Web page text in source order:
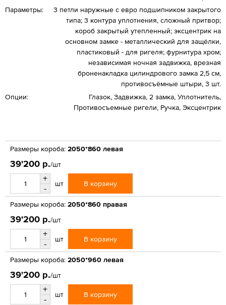
Параметры:
3 петли наружные с евро подшипником закрытого
типа; 3 контура уплотнения, сложный притвор;
короб закрытый утепленный; эксцентрик на
основном замке - металлический для защёлки,
пластиковый - для ригеля; фурнитура хром;
независимая ночная задвижка, врезная
броненакладка цилиндрового замка 2,5 см,
противосъёмные штыри, 3 шт.
Опции:
Глазок, Задвижка, 2 замка, Уплотнитель,
Противосъемные ригели, Ручка, Эксцентрик
Размеры короба: 2050*860 левая
39'200 р./шт
+
-
шт В корзину
Размеры короба: 2050*860 правая
39'200 р./шт
+
-
шт В корзину
Размеры короба: 2050*960 левая
39'200 р./шт
+
-
шт В корзину